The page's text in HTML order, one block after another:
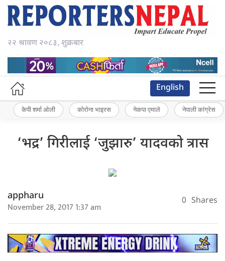
२२ श्रावण २०८३, शुक्रबार
English
केपी शर्मा ओली कोरोना भाइरस नेकपा एमाले नेपाली कांग्रेस
‘भद्र’ गिरीलाई ‘जुझारु’ यादवको त्रास
appharu
November 28, 2017 1:37 am 0 Shares